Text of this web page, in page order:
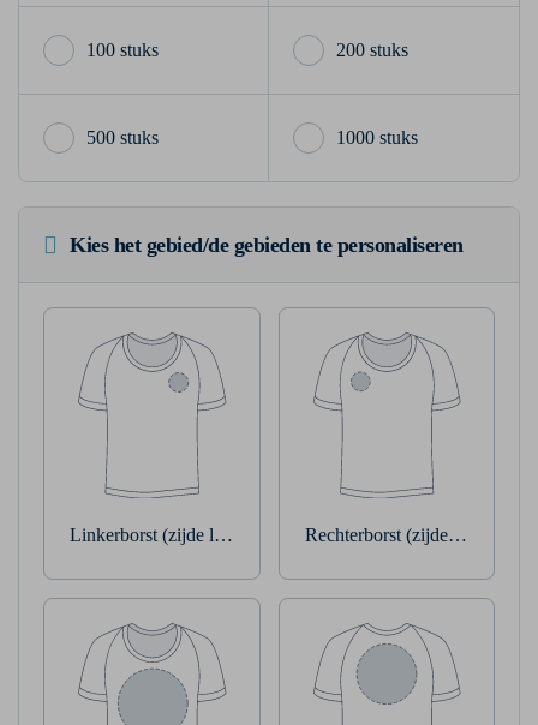
100 stuks 200 stuks
500 stuks 1000 stuks
Kies het gebied/de gebieden te personaliseren
Linkerborst (zijde linkerarm) Rechterborst (zijde